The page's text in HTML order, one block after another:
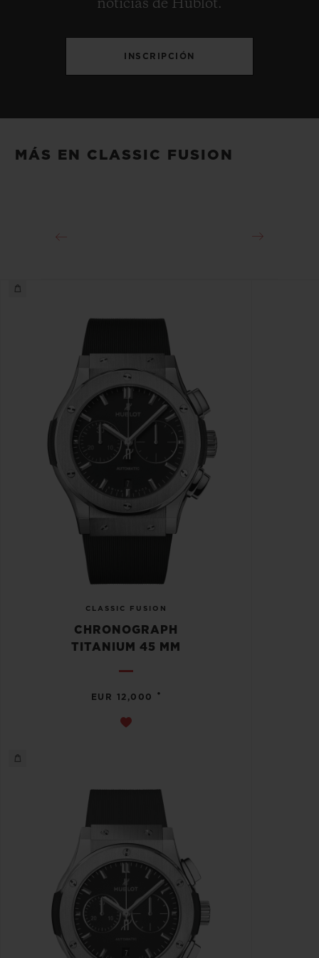
noticias de Hublot.
INSCRIPCIÓN
MÁS EN CLASSIC FUSION
CLASSIC FUSION
CHRONOGRAPH
TITANIUM 45 MM
EUR 12,000 •